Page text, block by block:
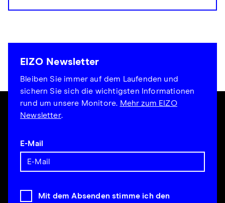
EIZO Newsletter
Bleiben Sie immer auf dem Laufenden und
sichern Sie sich die wichtigsten Informationen
rund um unsere Monitore. Mehr zum EIZO
Newsletter.
E-Mail
Mit dem Absenden stimme ich den